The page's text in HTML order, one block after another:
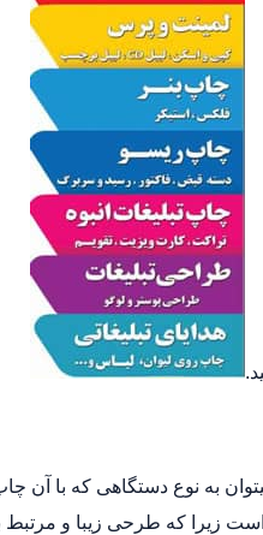
به نوع دستگاهی که با آن
است زیرا که طرحی زیبا و